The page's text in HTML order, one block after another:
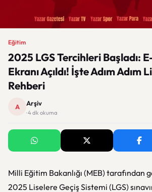
Eğitim
2025 LGS Tercihleri Başladı:
Ekranı Açıldı! İşte Adım Adım
Rehberi
A Arşiv
· 4 dk okuma
Milli Eğitim Bakanlığı (MEB) tarafından
2025 Liselere Geçiş Sistemi (LGS)